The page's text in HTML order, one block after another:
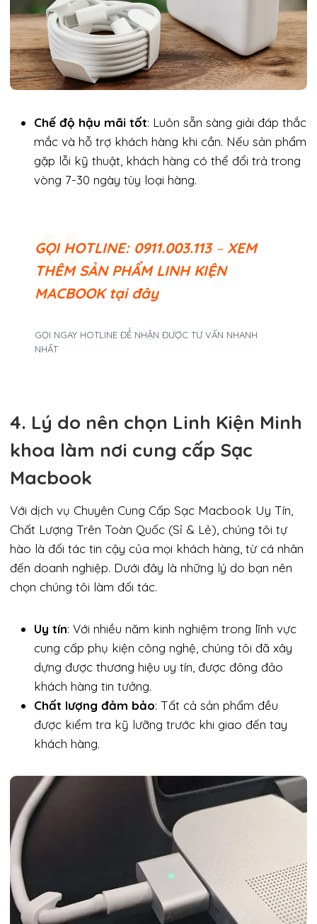
Chế độ hậu mãi tốt: Luôn sẵn sàng giải đáp thắc
mắc và hỗ trợ khách hàng khi cần. Nếu sản phẩm
gặp lỗi kỹ thuật, khách hàng có thể đổi trả trong
vòng 7-30 ngày tùy loại hàng.
GỌI HOTLINE: 0911.003.113– XEM
THÊM SẢN PHẨM LINH KIỆN
MACBOOK tại đây
GỌI NGAY HOTLINE ĐỂ NHẬN ĐƯỢC TƯ VẤN NHANH
NHẤT
4. Lý do nên chọn Linh Kiện Minh
khoa làm nơi cung cấp Sạc
Macbook
Với dịch vụ Chuyên Cung Cấp Sạc Macbook Uy Tín,
Chất Lượng Trên Toàn Quốc (Sỉ & Lẻ), chúng tôi tự
hào là đối tác tin cậy của mọi khách hàng, từ cá nhân
đến doanh nghiệp. Dưới đây là những lý do bạn nên
chọn chúng tôi làm đối tác.
Uy tín: Với nhiều năm kinh nghiệm trong lĩnh vực
cung cấp phụ kiện công nghệ, chúng tôi đã xây
dựng được thương hiệu uy tín, được đông đảo
khách hàng tin tưởng.
Chất lượng đảm bảo: Tất cả sản phẩm đều
được kiểm tra kỹ lưỡng trước khi giao đến tay
khách hàng.